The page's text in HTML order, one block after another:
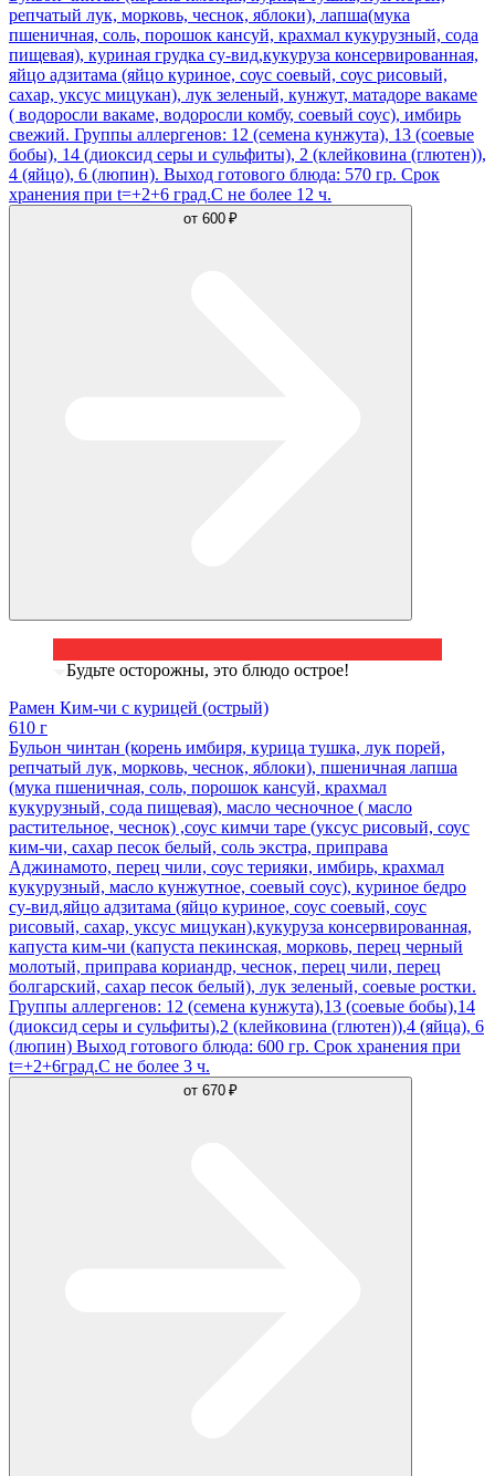
репчатый лук, морковь, чеснок, яблоки), лапша(мука
пшеничная, соль, порошок кансуй, крахмал кукурузный, сода
пищевая), куриная грудка су-вид,кукуруза консервированная,
яйцо адзитама (яйцо куриное, соус соевый, соус рисовый,
сахар, уксус мицукан), лук зеленый, кунжут, матадоре вакаме
( водоросли вакаме, водоросли комбу, соевый соус), имбирь
свежий. Группы аллергенов: 12 (семена кунжута), 13 (соевые
бобы), 14 (диоксид серы и сульфиты), 2 (клейковина (глютен)),
4 (яйцо), 6 (люпин). Выход готового блюда: 570 гр. Срок
хранения при t=+2+6 град.С не более 12 ч.
от 600 ₽
Будьте осторожны, это блюдо острое!
Рамен Ким-чи с курицей (острый)
610 г
Бульон чинтан (корень имбиря, курица тушка, лук порей,
репчатый лук, морковь, чеснок, яблоки), пшеничная лапша
(мука пшеничная, соль, порошок кансуй, крахмал
кукурузный, сода пищевая), масло чесночное ( масло
растительное, чеснок) ,соус кимчи таре (уксус рисовый, соус
ким-чи, сахар песок белый, соль экстра, приправа
Аджинамото, перец чили, соус терияки, имбирь, крахмал
кукурузный, масло кунжутное, соевый соус), куриное бедро
су-вид,яйцо адзитама (яйцо куриное, соус соевый, соус
рисовый, сахар, уксус мицукан),кукуруза консервированная,
капуста ким-чи (капуста пекинская, морковь, перец черный
молотый, приправа кориандр, чеснок, перец чили, перец
болгарский, сахар песок белый), лук зеленый, соевые ростки.
Группы аллергенов: 12 (семена кунжута),13 (соевые бобы),14
(диоксид серы и сульфиты),2 (клейковина (глютен)),4 (яйца), 6
(люпин) Выход готового блюда: 600 гр. Срок хранения при
t=+2+6град.С не более 3 ч.
от 670 ₽